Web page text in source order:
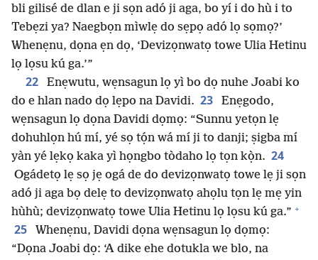
bli gilisé de dlan e ji sọn adó ji aga, bo yí i do hù i to
Tebẹzi ya? Naegbọn mìwlẹ do sẹpọ adó lọ sọmọ?’
Whenẹnu, dọna ẹn dọ, ‘Devizọnwatọ towe Ulia Hetinu
lọ lọsu kú ga.’”
22
Enẹwutu, wẹnsagun lọ yì bo dọ nuhe Joabi ko
do e hlan nado dọ lẹpo na Davidi. 23
Enẹgodo,
wẹnsagun lọ dọna Davidi dọmọ: “Sunnu yetọn lẹ
dohuhlọn hú mí, yé sọ tọ́n wá mí ji to danji; ṣigba mí
yàn yé lẹkọ kaka yì họngbo tòdaho lọ tọn kọ̀n. 24
Ogádetọ lẹ sọ jẹ ogá de do devizọnwatọ towe lẹ ji sọn
adó ji aga bọ delẹ to devizọnwatọ ahọlu tọn lẹ mẹ yin
hùhù; devizọnwatọ towe Ulia Hetinu lọ lọsu kú ga.” +
25
Whenẹnu, Davidi dọna wẹnsagun lọ dọmọ:
“Dọna Joabi dọ: ‘A dike ehe dotukla we blo, na